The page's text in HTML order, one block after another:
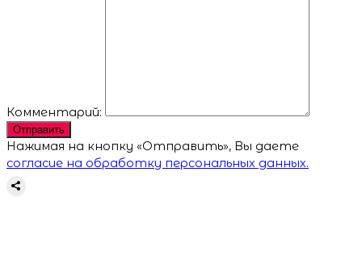
Комментарий:
Отправить
Нажимая на кнопку «Отправить», Вы даете
согласие на обработку персональных данных.